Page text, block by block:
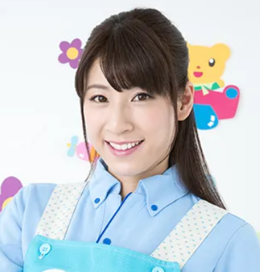
駅徒歩5分以内
16時以降スタート
夜勤のお仕事
住宅手当・借上社宅
当社スタッフ活躍中
育園
社会福祉法人